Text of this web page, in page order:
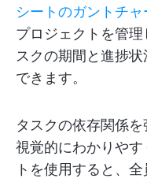
シートのガントチャ
プロジェクトを管
スクの期間と進捗
できます。
タスクの依存関係
視覚的にわかりや
トを使用すると、